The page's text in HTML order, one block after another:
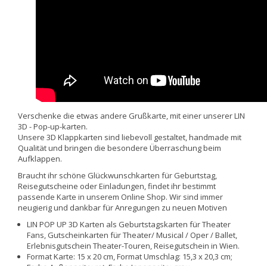
Verschenke die etwas andere Grußkarte, mit einer unserer LIN
3D - Pop-up-karten.
Unsere 3D Klappkarten sind liebevoll gestaltet, handmade mit
Qualität und bringen die besondere Überraschung beim
Aufklappen.
Braucht ihr schöne Glückwunschkarten für Geburtstag,
Reisegutscheine oder Einladungen, findet ihr bestimmt
passende Karte in unserem Online Shop. Wir sind immer
neugierig und dankbar für Anregungen zu neuen Motiven
LIN POP UP 3D Karten als Geburtstagskarten für Theater
Fans, Gutscheinkarten für Theater/ Musical / Oper / Ballet,
Erlebnisgutschein Theater-Touren, Reisegutschein in Wien.
Format Karte: 15 x 20 cm, Format Umschlag: 15,3 x 20,3 cm;